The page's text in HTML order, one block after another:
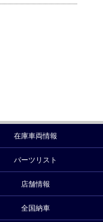
在庫車両情報
パーツリスト
店舗情報
全国納車